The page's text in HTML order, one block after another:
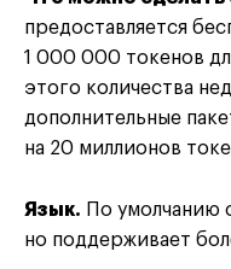
предоставляется
1 000 000 токенов
этого количества
дополнительные
на 20 миллионов
Язык. По умолчанию
но поддерживает